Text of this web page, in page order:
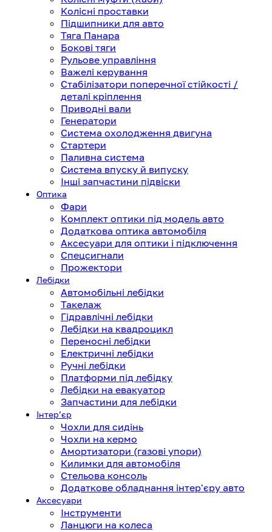
Колісні проставки
Підшипники для авто
Тяга Панара
Бокові тяги
Рульове управління
Важелі керування
Стабілізатори поперечної стійкості /
деталі кріплення
Приводні вали
Генератори
Система охолодження двигуна
Стартери
Паливна система
Система впуску й випуску
Інші запчастини підвіски
Оптика
Фари
Комплект оптики під модель авто
Додаткова оптика автомобіля
Аксесуари для оптики і підключення
Спецсигнали
Прожектори
Лебідки
Автомобільні лебідки
Такелаж
Гідравлічні лебідки
Лебідки на квадроцикл
Переносні лебідки
Електричні лебідки
Ручні лебідки
Платформи під лебідку
Лебідки на евакуатор
Запчастини для лебідки
Інтерʼєр
Чохли для сидінь
Чохли на кермо
Амортизатори (газові упори)
Килимки для автомобіля
Стельова консоль
Додаткове обладнання інтер'єру авто
Аксесуари
Інструменти
Ланцюги на колеса